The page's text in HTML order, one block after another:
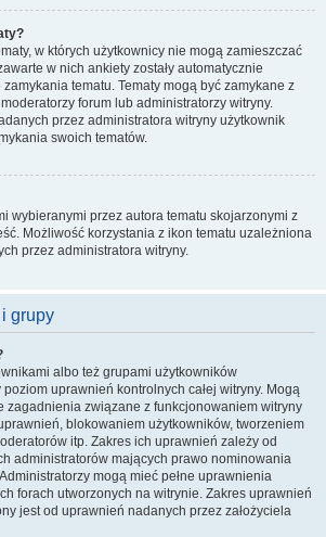
w których użytkownicy nie mogą zamieszczać
w nich ankiety zostały automatycznie
tematu. Tematy mogą być zamykane z
forum lub administratorzy witryny.
przez administratora witryny użytkownik
swoich tematów.
wybieranymi przez autora tematu skojarzonymi z
Możliwość korzystania z ikon tematu uzależniona
przez administratora witryny.
grupy
albo też grupami użytkowników
uprawnień kontrolnych całej witryny. Mogą
zagadnienia związane z funkcjonowaniem witryny
blokowaniem użytkowników, tworzeniem
itp. Zakres ich uprawnień zależy od
administratorów mających prawo nominowania
mogą mieć pełne uprawnienia
forach utworzonych na witrynie. Zakres uprawnień
jest od uprawnień nadanych przez założyciela